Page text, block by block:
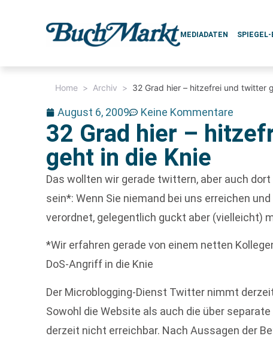
MEDIADATEN
Home > Archiv > 32 Grad hier – hitzefrei und twitter
August 6, 2009 Keine Kommentare
32 Grad hier –
geht in die Knie
Das wollten wir gerade twittern, aber auch
sein*: Wenn Sie niemand bei uns erreichen
verordnet, gelegentlich guckt aber (vielleicht)
*Wir erfahren gerade von einem netten
DoS-Angriff in die Knie
Der Microblogging-Dienst Twitter nimmt
Sowohl die Website als auch die über
derzeit nicht erreichbar. Nach Aussagen der